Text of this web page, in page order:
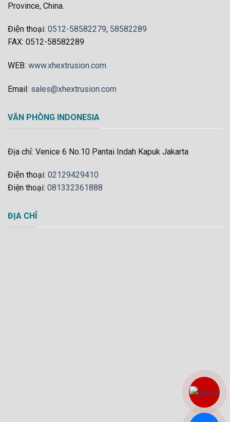
Province, China.
Điện thoại: 0512-58582279, 58582289
FAX: 0512-58582289
WEB: www.xhextrusion.com
Email: sales@xhextrusion.com
VĂN PHÒNG INDONESIA
Địa chỉ: Venice 6 No.10 Pantai Indah Kapuk Jakarta
Điện thoại: 02129429410
Điện thoại: 081332361888
ĐỊA CHỈ